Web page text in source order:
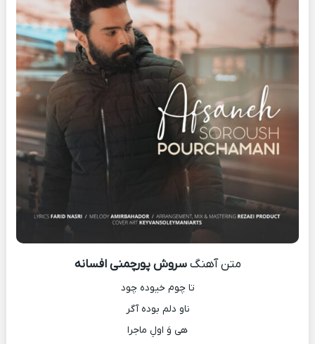
متن آهنگسروش پورچمنی افسانه
تا چوم خیوده چود
ناو دلم بوده آگر
هی وَ اولِ ماجرا